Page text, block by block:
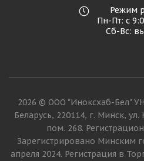
Режим
Пн-Пт: с
Сб-Вс:
2026 © ООО "Иноксхаб-Бел"
Беларусь, 220114, г. Минск,
пом. 268.
Зарегистрировано Минским
апреля 2024. Регистрация в